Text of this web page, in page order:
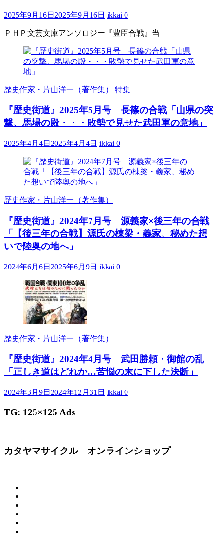
2025年9月16日 2025年9月16日 ikkai 0
ＰＨＰ文芸文庫アンソロジー『豊臣合戦』当
歴史作家・片山洋一（著作集） 特集
『歴史街道』2025年5月号 長篠の合戦「山県の突
撃、馬場の殿・・・敗勢で見せた武田軍の意地」
2025年4月4日 2025年4月4日 ikkai 0
歴史作家・片山洋一（著作集）
『歴史街道』2024年7月号 源義家×後三年の合戦
「【後三年の合戦】源氏の棟梁・義家、秘めた想
いで陸奥の地へ」
2024年6月6日 2025年6月9日 ikkai 0
歴史作家・片山洋一（著作集）
『歴史街道』2024年4月号 武田勝頼・御館の乱
「正しき道はどれか…苦悩の末に下した決断」
2024年3月9日 2024年12月31日 ikkai 0
TG: 125×125 Ads
カタヤマサイクル オンラインショップ